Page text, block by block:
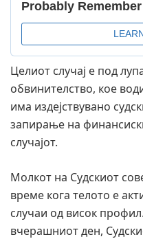
Целиот случај е под
обвинителство, кое
има издејствувано
запирање на
случајот.
Молкот на Судскиот
време кога телото е
случаи од висок
вчерашниот ден,